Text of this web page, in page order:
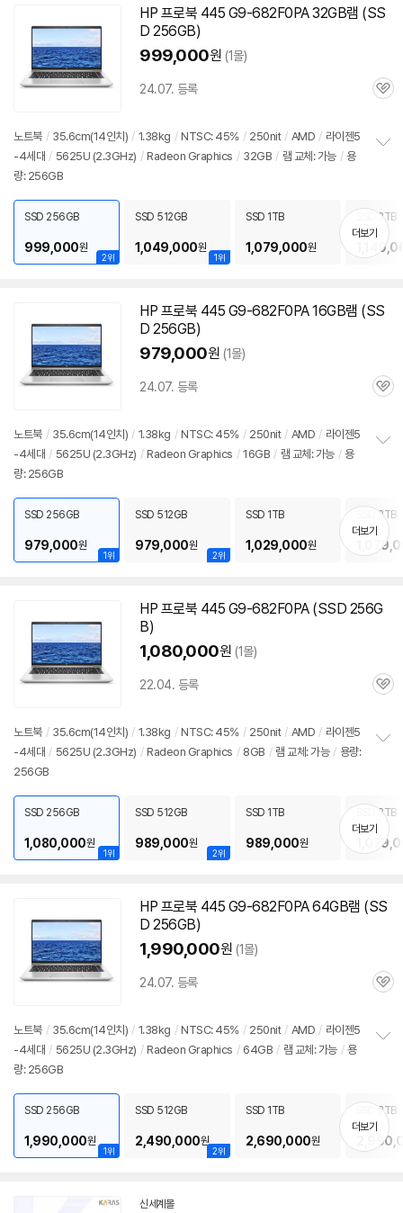
HP 프로북 445 G9-682F0PA 32GB램 (SS
D 256GB)
999,000원 (1몰)
24.07. 등록
관
노트북 / 35.6cm(14인치) / 1.38kg / NTSC: 45% / 250nit / AMD / 라이젠5
-4세대 / 5625U (2.3GHz) / Radeon Graphics / 32GB / 램 교체: 가능 / 용
량: 256GB
치
기
2위
SSD 256GB
999,000원
1위
SSD 512GB
1,049,000원
SSD 1TB
1,079,000원
SSD 2TB
더보기
HP 프로북 445 G9-682F0PA 16GB램 (SS
D 256GB)
979,000원 (1몰)
24.07. 등록
관
노트북 / 35.6cm(14인치) / 1.38kg / NTSC: 45% / 250nit / AMD / 라이젠5
-4세대 / 5625U (2.3GHz) / Radeon Graphics / 16GB / 램 교체: 가능 / 용
량: 256GB
치
기
1위
SSD 256GB
979,000원
2위
SSD 512GB
979,000원
SSD 1TB
1,029,000원
SSD 2TB
더보기
HP 프로북 445 G9-682F0PA (SSD 256G
B)
1,080,000원 (1몰)
22.04. 등록
관
노트북 / 35.6cm(14인치) / 1.38kg / NTSC: 45% / 250nit / AMD / 라이젠5
-4세대 / 5625U (2.3GHz) / Radeon Graphics / 8GB / 램 교체: 가능 / 용량:
256GB
치
기
1위
SSD 256GB
1,080,000원
2위
SSD 512GB
989,000원
SSD 1TB
989,000원
SSD 2TB
더보기
HP 프로북 445 G9-682F0PA 64GB램 (SS
D 256GB)
1,990,000원 (1몰)
24.07. 등록
관
노트북 / 35.6cm(14인치) / 1.38kg / NTSC: 45% / 250nit / AMD / 라이젠5
-4세대 / 5625U (2.3GHz) / Radeon Graphics / 64GB / 램 교체: 가능 / 용
량: 256GB
치
기
1위
SSD 256GB
1,990,000원
2위
SSD 512GB
2,490,000원
SSD 1TB
2,690,000원
SSD 2TB
더보기
신세계몰